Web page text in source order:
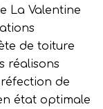
La Valentine
de toiture
réalisons
de
état optimale